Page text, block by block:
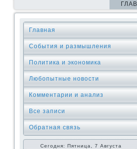
Главная
События и размышления
Политика и экономика
Любопытные новости
Комментарии и анализ
Все записи
Обратная связь
Сегодня: Пятница, 7 Августа